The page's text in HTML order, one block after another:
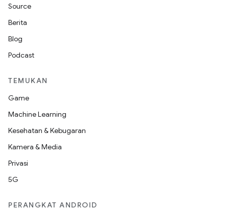
Source
Berita
Blog
Podcast
TEMUKAN
Game
Machine Learning
Kesehatan & Kebugaran
Kamera & Media
Privasi
5G
PERANGKAT ANDROID